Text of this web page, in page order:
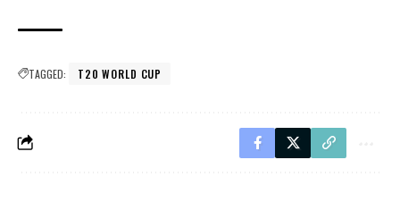
TAGGED: T20 WORLD CUP